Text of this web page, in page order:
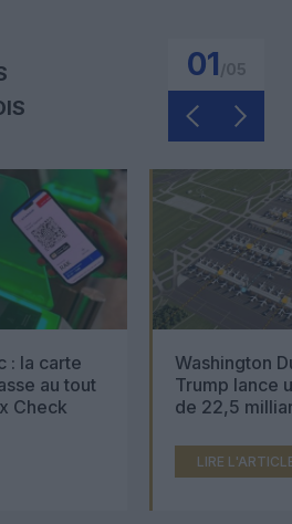
01
: la carte
au tout
Check
Washington
Trump lance
de 22,5
LIRE